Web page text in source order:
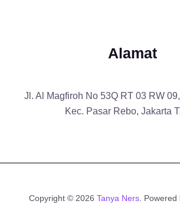
Alamat
Jl. Al Magfiroh No 53Q RT 03 RW
Kec. Pasar Rebo, Jakarta
Copyright © 2026 Tanya Ners .